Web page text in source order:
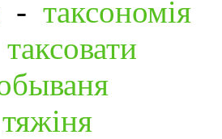
- таксономія
таксовати
тяжіня